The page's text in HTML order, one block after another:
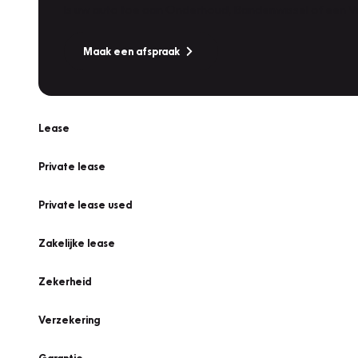
Maak een afspraak
Lease
Private lease
Private lease used
Zakelijke lease
Zekerheid
Verzekering